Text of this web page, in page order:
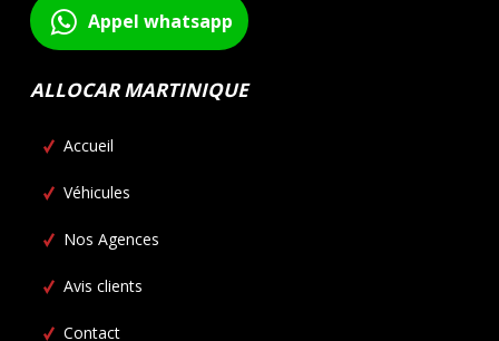
Appel whatsapp
ALLOCAR MARTINIQUE
Accueil
Véhicules
Nos Agences
Avis clients
Contact